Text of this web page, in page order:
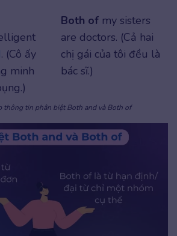
. (Cô ấy
minh
Both of my sisters
are doctors. (Cả hai
chị gái của tôi đều là
bác sĩ.)
thông tin phân biệt Both and và Both of